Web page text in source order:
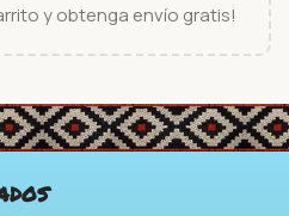
y obtenga envío gratis!